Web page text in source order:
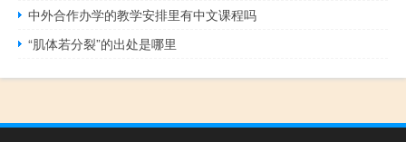
中外合作办学的教学安排里有中文课程吗
“肌体若分裂”的出处是哪里